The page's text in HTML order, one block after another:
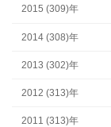
2015 (309)年
2014 (308)年
2013 (302)年
2012 (313)年
2011 (313)年